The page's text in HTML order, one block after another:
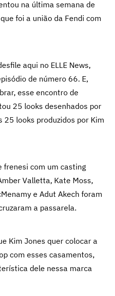
na última semana de
foi a união da Fendi com
aqui no ELLE News,
de número 66. E,
esse encontro de
25 looks desenhados por
25 looks produzidos por Kim
frenesi com um casting
Valletta, Kate Moss,
e Adut Akech foram
a passarela.
Kim Jones quer colocar a
com esses casamentos,
dele nessa marca